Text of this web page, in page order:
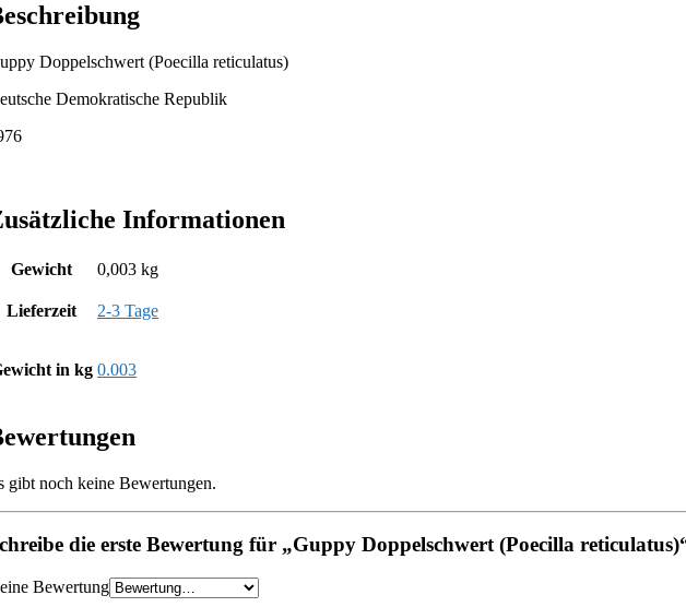
Doppelschwert (Poecilla reticulatus)
Demokratische Republik
Informationen
Gewicht 0,003 kg
Lieferzeit 2-3 Tage
in kg 0.003
gibt noch keine Bewertungen.
die erste Bewertung für „Guppy Doppelschwert (Poecilla
Bewertung